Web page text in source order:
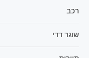
רכב
שוגר דדי